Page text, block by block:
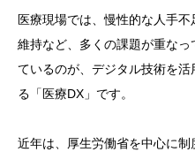
医療現場では、慢性的な人手
維持など、多くの課題が重な
ているのが、デジタル技術を
る「医療DX」です。
近年は、厚生労働省を中心に